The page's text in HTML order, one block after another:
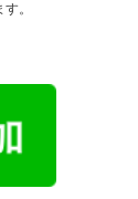
。